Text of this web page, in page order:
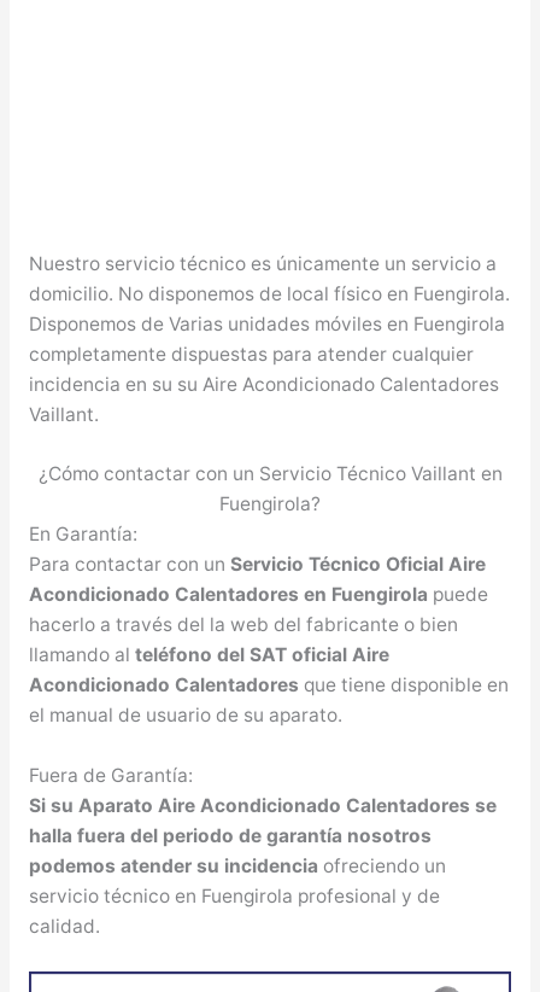
Nuestro servicio técnico es únicamente un servicio a
domicilio. No disponemos de local físico en Fuengirola.
Disponemos de Varias unidades móviles en Fuengirola
completamente dispuestas para atender cualquier
incidencia en su su Aire Acondicionado Calentadores
Vaillant.
¿Cómo contactar con un Servicio Técnico Vaillant en
Fuengirola?
En Garantía:
Para contactar con un Servicio Técnico Oficial Aire
Acondicionado Calentadores en Fuengirola puede
hacerlo a través del la web del fabricante o bien
llamando al teléfono del SAT oficial Aire
Acondicionado Calentadores que tiene disponible en
el manual de usuario de su aparato.
Fuera de Garantía:
Si su Aparato Aire Acondicionado Calentadores se
halla fuera del periodo de garantía nosotros
podemos atender su incidencia ofreciendo un
servicio técnico en Fuengirola profesional y de
calidad.